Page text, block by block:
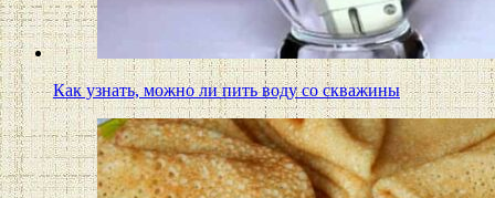
Как узнать, можно ли пить воду со скважины